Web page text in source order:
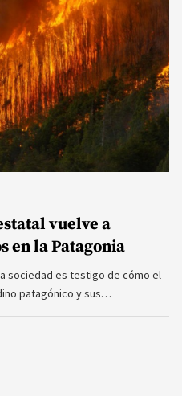
vuelve a
en la Patagonia
sociedad es testigo de cómo el
patagónico y sus…